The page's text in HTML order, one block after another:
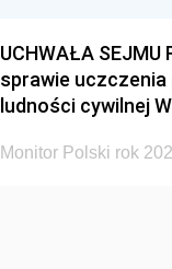
UCHWAŁA SEJMU
sprawie
ludności cywilnej
Monitor Polski rok